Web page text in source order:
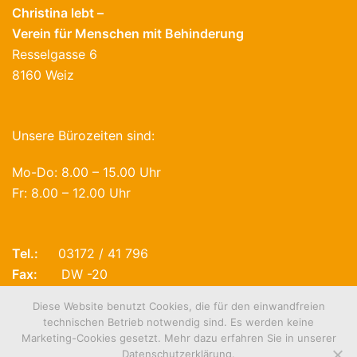
Christina lebt –
Verein für Menschen mit Behinderung
Resselgasse 6
8160 Weiz
Unsere Bürozeiten sind:
Mo-Do: 8.00 – 15.00 Uhr
Fr: 8.00 – 12.00 Uhr
Tel.: 03172 / 41 796
Fax: DW -20
Diese Website benutzt Cookies, die für den einwandfreien
technischen Betrieb notwendig sind. Es werden keine
Marketing-Cookies gesetzt. Mehr dazu erfahren Sie in unserer
Datenschutzerklärung.